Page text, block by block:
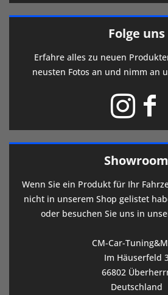
Folge uns
Erfahre alles zu neuen
neusten Fotos an und nimm an
Showroom
Wenn Sie ein Produkt für Ihr
nicht in unserem Shop gelistet
oder besuchen Sie uns in
CM-Car-
Im Häuserfeld
66802
Deutschland